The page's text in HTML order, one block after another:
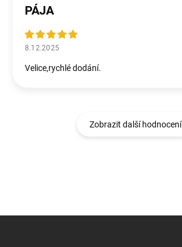
PÁJA
8.12.2025
Velice,rychlé dodání.
Zobrazit další hodnocení